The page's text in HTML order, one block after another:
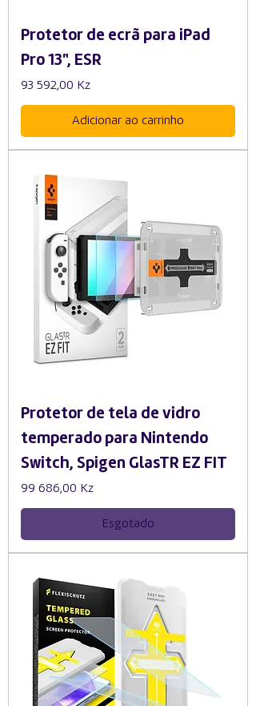
Protetor de ecrã para iPad
Pro 13", ESR
Preço
93 592,00 Kz
Adicionar ao carrinho
Protetor de tela de vidro
temperado para Nintendo
Switch, Spigen GlasTR EZ FIT
Preço
99 686,00 Kz
Esgotado